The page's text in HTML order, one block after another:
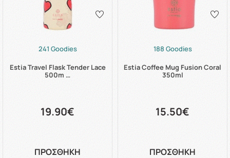
241 Goodies
Estia Travel Flask Tender Lace
500m …
19.90€
ΠΡΟΣΘΗΚΗ
188 Goodies
Estia Coffee Mug Fusion Coral
350ml
15.50€
ΠΡΟΣΘΗΚΗ